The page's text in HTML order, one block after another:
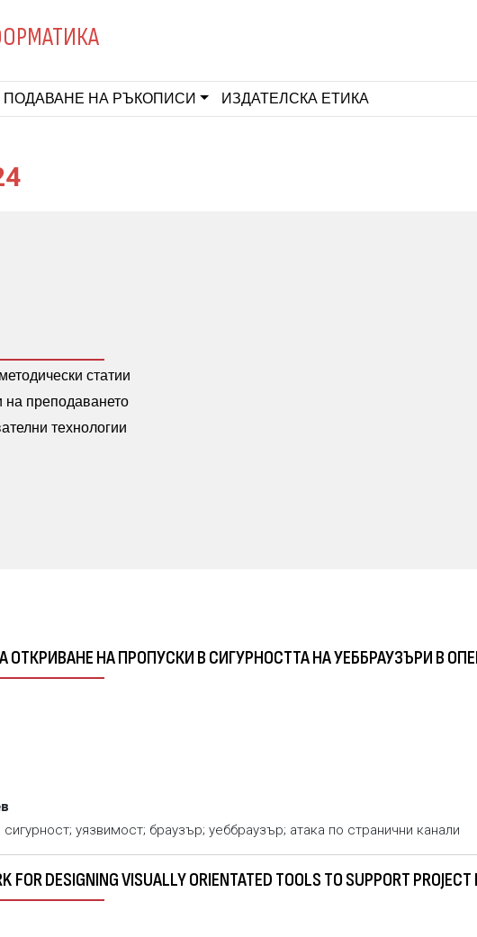
ПОДАВАНЕ НА РЪКОПИСИ ИЗДАТЕЛСКА ЕТИКА
статии
на преподаването
технологии
ОТКРИВАНЕ НА ПРОПУСКИ В СИГУРНОСТТА НА УЕББРАУЗЪРИ В
сигурност; уязвимост; браузър; уеббраузър; атака по странични канали
FOR DESIGNING VISUALLY ORIENTATED TOOLS TO SUPPORT